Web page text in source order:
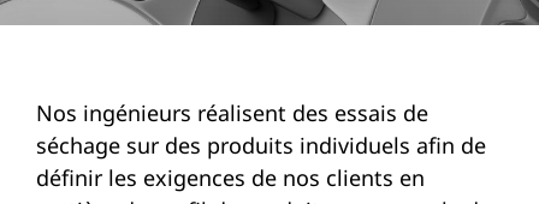
Nos ingénieurs réalisent des essais de
séchage sur des produits individuels afin de
définir les exigences de nos clients en